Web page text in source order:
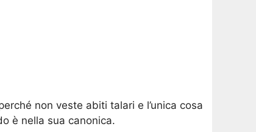
non veste abiti talari e l’unica cosa
è nella sua canonica.